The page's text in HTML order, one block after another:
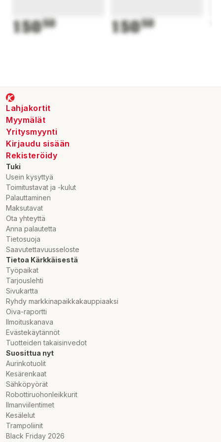
15050 15050
Lahjakortit
Myymälät
Yritysmyynti
Kirjaudu sisään
Rekisteröidy
Tuki
Usein kysyttyä
Toimitustavat ja -kulut
Palauttaminen
Maksutavat
Ota yhteyttä
Anna palautetta
Tietosuoja
Saavutettavuusseloste
Tietoa Kärkkäisestä
Työpaikat
Tarjouslehti
Sivukartta
Ryhdy markkinapaikkakauppiaaksi
Oiva-raportti
Ilmoituskanava
Evästekäytännöt
Tuotteiden takaisinvedot
Suosittua nyt
Aurinkotuolit
Kesärenkaat
Sähköpyörät
Robottiruohonleikkurit
Ilmanviilentimet
Kesälelut
Trampoliinit
Black Friday 2026